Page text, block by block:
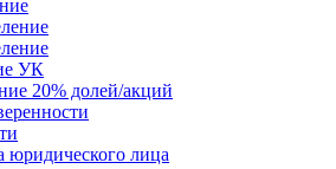
УК
20% долей/акций
юридического лица